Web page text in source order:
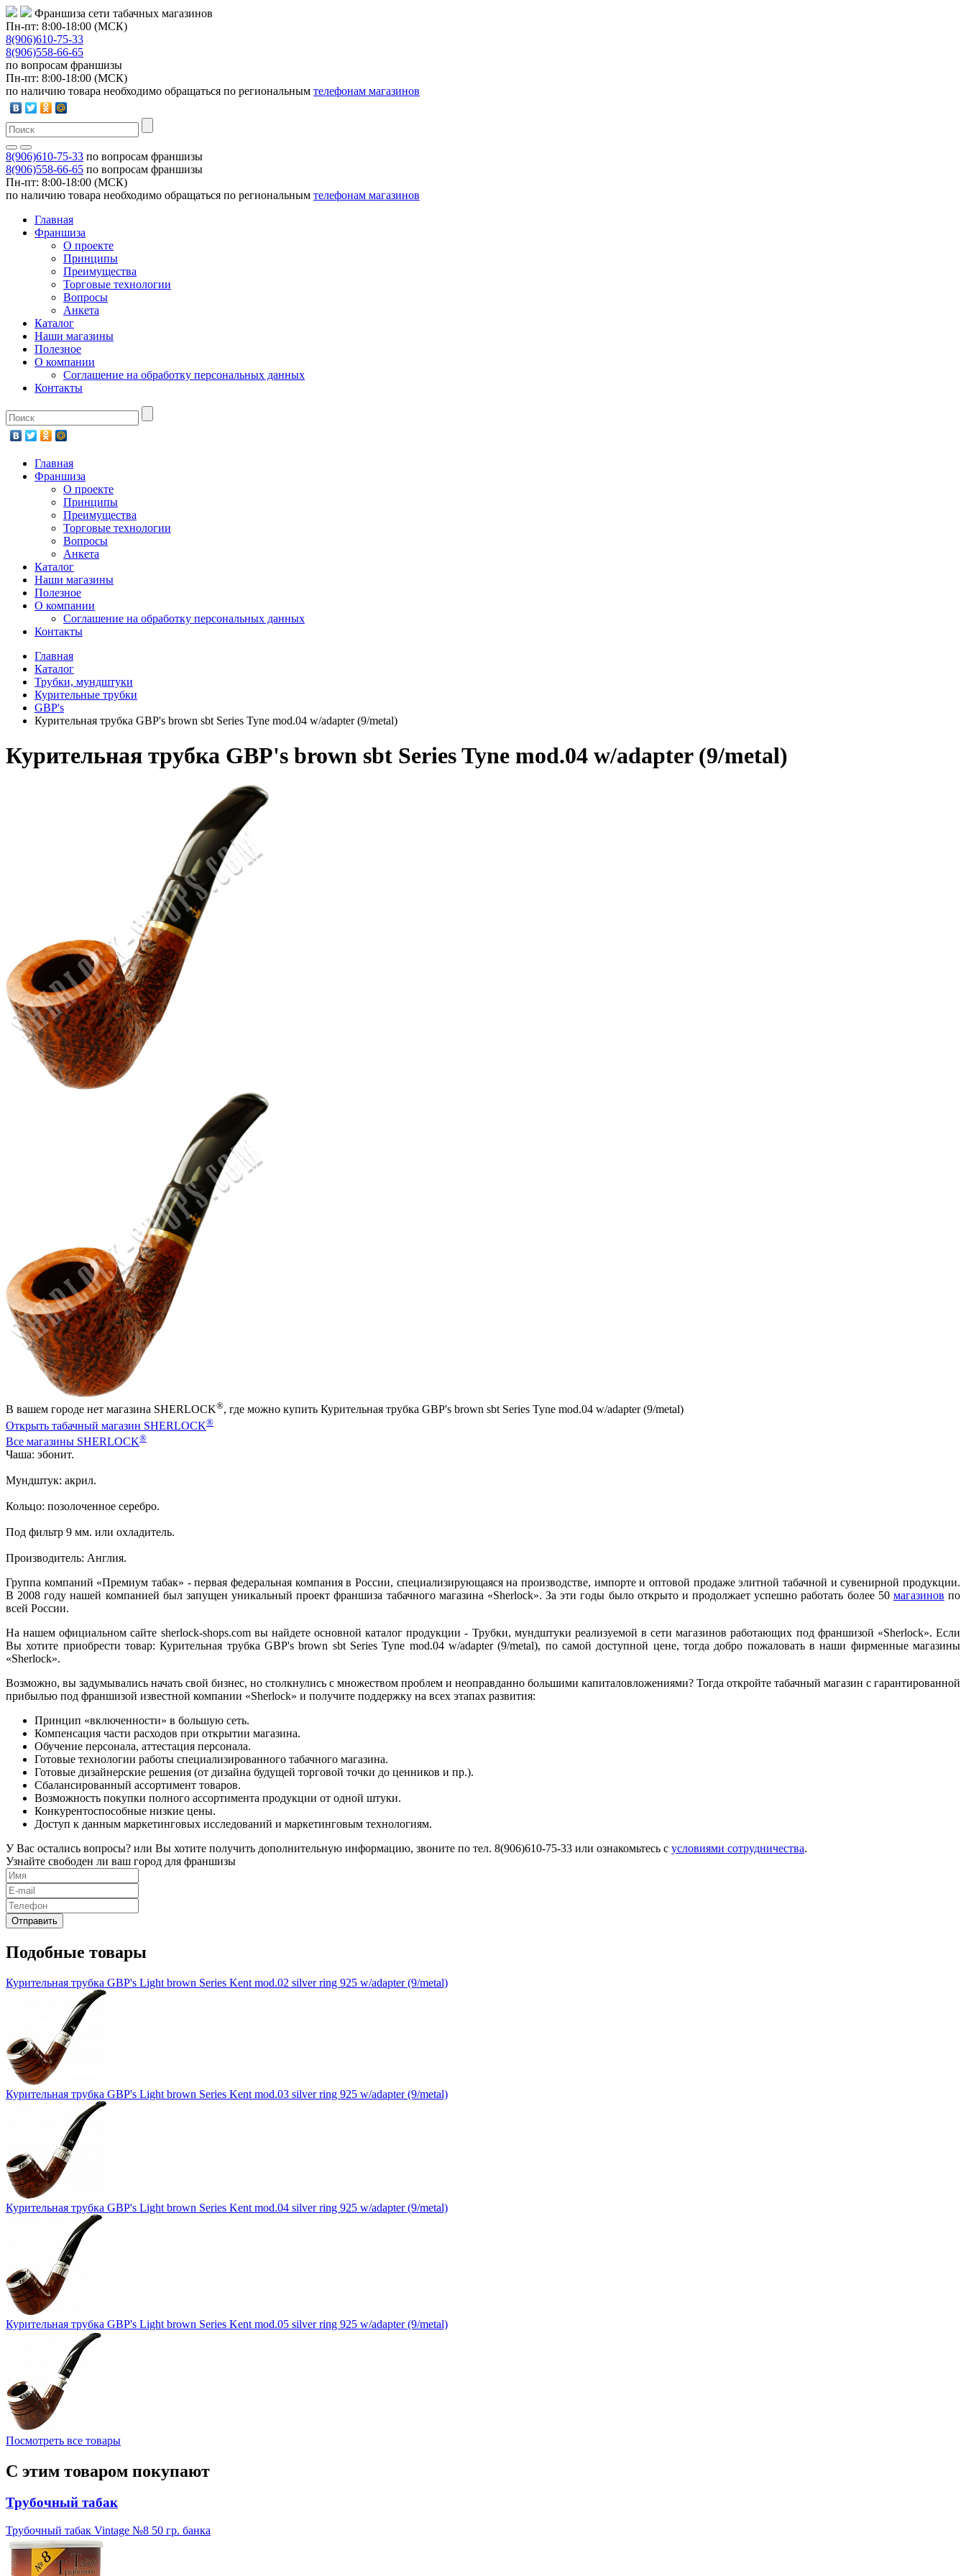
Франшиза сети табачных магазинов
Пн-пт: 8:00-18:00 (МСК)
8(906)610-75-33
8(906)558-66-65
по вопросам франшизы
Пн-пт: 8:00-18:00 (МСК)
по наличию товара необходимо обращаться по региональным телефонам магазинов
8(906)610-75-33 по вопросам франшизы
8(906)558-66-65 по вопросам франшизы
Пн-пт: 8:00-18:00 (МСК)
по наличию товара необходимо обращаться по региональным телефонам магазинов
Главная
Франшиза
О проекте
Принципы
Преимущества
Торговые технологии
Вопросы
Анкета
Каталог
Наши магазины
Полезное
О компании
Соглашение на обработку персональных данных
Контакты
Главная
Франшиза
О проекте
Принципы
Преимущества
Торговые технологии
Вопросы
Анкета
Каталог
Наши магазины
Полезное
О компании
Соглашение на обработку персональных данных
Контакты
Главная
Каталог
Трубки, мундштуки
Курительные трубки
GBP's
Курительная трубка GBP's brown sbt Series Tyne mod.04 w/adapter (9/metal)
Курительная трубка GBP's brown sbt Series Tyne mod.04 w/adapter (9/metal)
В вашем городе нет магазина SHERLOCK®, где можно купить Курительная трубка GBP's brown sbt Series Tyne mod.04 w/adapter (9/metal)
Открыть табачный магазин SHERLOCK®
Все магазины SHERLOCK®
Чаша: эбонит.
Мундштук: акрил.
Кольцо: позолоченное серебро.
Под фильтр 9 мм. или охладитель.
Производитель: Англия.
Группа компаний «Премиум табак» - первая федеральная компания в России, специализирующаяся на производстве, импорте и оптовой продаже элитной табачной и сувенирной продукции.
В 2008 году нашей компанией был запущен уникальный проект франшиза табачного магазина «Sherlock». За эти годы было открыто и продолжает успешно работать более 50 магазинов по
всей России.
На нашем официальном сайте sherlock-shops.com вы найдете основной каталог продукции - Трубки, мундштуки реализуемой в сети магазинов работающих под франшизой «Sherlock». Если
Вы хотите приобрести товар: Курительная трубка GBP's brown sbt Series Tyne mod.04 w/adapter (9/metal), по самой доступной цене, тогда добро пожаловать в наши фирменные магазины
«Sherlock».
Возможно, вы задумывались начать свой бизнес, но столкнулись с множеством проблем и неоправданно большими капиталовложениями? Тогда откройте табачный магазин с гарантированной
прибылью под франшизой известной компании «Sherlock» и получите поддержку на всех этапах развития:
Принцип «включенности» в большую сеть.
Компенсация части расходов при открытии магазина.
Обучение персонала, аттестация персонала.
Готовые технологии работы специализированного табачного магазина.
Готовые дизайнерские решения (от дизайна будущей торговой точки до ценников и пр.).
Сбалансированный ассортимент товаров.
Возможность покупки полного ассортимента продукции от одной штуки.
Конкурентоспособные низкие цены.
Доступ к данным маркетинговых исследований и маркетинговым технологиям.
У Вас остались вопросы? или Вы хотите получить дополнительную информацию, звоните по тел. 8(906)610-75-33 или ознакомьтесь с условиями сотрудничества.
Узнайте свободен ли ваш город для франшизы
Подобные товары
Курительная трубка GBP's Light brown Series Kent mod.02 silver ring 925 w/adapter (9/metal)
Курительная трубка GBP's Light brown Series Kent mod.03 silver ring 925 w/adapter (9/metal)
Курительная трубка GBP's Light brown Series Kent mod.04 silver ring 925 w/adapter (9/metal)
Курительная трубка GBP's Light brown Series Kent mod.05 silver ring 925 w/adapter (9/metal)
Посмотреть все товары
С этим товаром покупают
Трубочный табак
Трубочный табак Vintage №8 50 гр. банка